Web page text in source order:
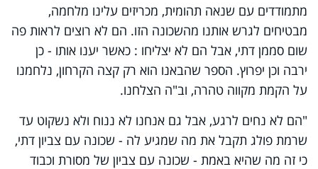
מתמודדים עם שנאה תהומית, מכריזים עלינו מלחמה,
מבטיחים לגרש אותנו מהשכונה הזו. הם לא רוצים לראות פה
שום סממן דתי, אבל הם לא יצליחו : כאשר יענו אותו - כן
ירבה וכן יפרוץ. הספר שהבאנו הוא רק קצה הקרחון, נלחמנו
על הקמת מקווה טהרה, וב"ה הצלחנו.
"הם לא נחים לרגע, אבל גם אנחנו לא ננוח ולא נשקוט עד
שרמת פולג תקבל את מה שמגיע לה - שכונה עם צביון דתי,
כי זה מה שהיא באמת - שכונה עם צביון של מסורת וכבוד